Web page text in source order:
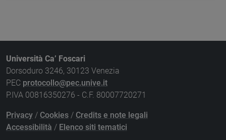
Università Ca’ Foscari
Dorsoduro 3246, 30123 Venezia
PEC protocollo@pec.unive.it
P.IVA 00816350276 - C.F. 80007720271
Privacy / Cookies / Credits e note legali
Accessibilità / Elenco siti tematici